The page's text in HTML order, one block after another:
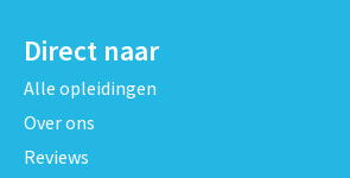
Direct naar
Alle opleidingen
Over ons
Reviews